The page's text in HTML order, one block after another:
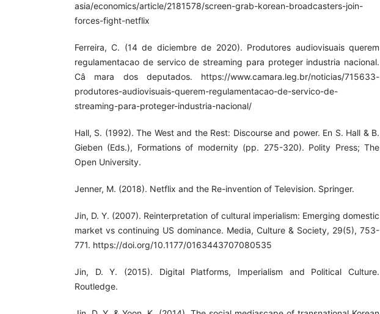
asia/economics/article/2181578/screen-grab-korean-broadcasters-join-
forces-fight-netflix
Ferreira, C. (14 de diciembre de 2020). Produtores audiovisuais querem
regulamentacao de servico de streaming para proteger industria nacional.
Câ mara dos deputados. https://www.camara.leg.br/noticias/715633-
produtores-audiovisuais-querem-regulamentacao-de-servico-de-
streaming-para-proteger-industria-nacional/
Hall, S. (1992). The West and the Rest: Discourse and power. En S. Hall & B.
Gieben (Eds.), Formations of modernity (pp. 275-320). Polity Press; The
Open University.
Jenner, M. (2018). Netflix and the Re-invention of Television. Springer.
Jin, D. Y. (2007). Reinterpretation of cultural imperialism: Emerging domestic
market vs continuing US dominance. Media, Culture & Society, 29(5), 753-
771. https://doi.org/10.1177/0163443707080535
Jin, D. Y. (2015). Digital Platforms, Imperialism and Political Culture.
Routledge.